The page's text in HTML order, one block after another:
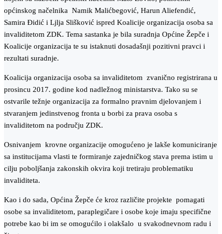
općinskog načelnika Namik Malićbegović, Harun Aliefendić,
Samira Đidić i Ljlja Slišković ispred Koalicije organizacija osoba sa
invaliditetom ZDK. Tema sastanka je bila suradnja Općine Žepče i
Koalicije organizacija te su istaknuti dosadašnji pozitivni pravci i
rezultati suradnje.
Koalicija organizacija osoba sa invaliditetom zvanično registrirana u
prosincu 2017. godine kod nadležnog ministarstva. Tako su se
ostvarile težnje organizacija za formalno pravnim djelovanjem i
stvaranjem jedinstvenog fronta u borbi za prava osoba s
invaliditetom na području ZDK.
Osnivanjem krovne organizacije omogućeno je lakše komuniciranje
sa institucijama vlasti te formiranje zajedničkog stava prema istim u
cilju poboljšanja zakonskih okvira koji tretiraju problematiku
invaliditeta.
Kao i do sada, Općina Žepče će kroz različite projekte pomagati
osobe sa invaliditetom, paraplegičare i osobe koje imaju specifične
potrebe kao bi im se omogućilo i olakšalo u svakodnevnom radu i